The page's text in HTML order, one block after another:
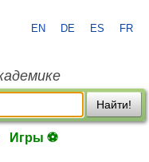
EN DE ES FR
Найти!
Игры ⚽